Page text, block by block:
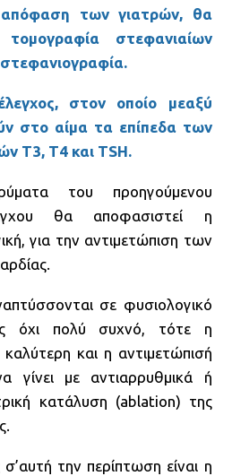
των γιατρών, θα
στεφανιαίων
στον οποίο μεαξύ
στο αίμα τα επίπεδα των
Τ3, Τ4 και TSH.
του προηγούμενου
θα αποφασιστεί η
για την αντιμετώπιση των
σε φυσιολογικό
όχι πολύ συχνό, τότε η
και η αντιμετώπισή
γίνει με αντιαρρυθμικά ή
κατάλυση (ablation) της
την περίπτωση είναι η